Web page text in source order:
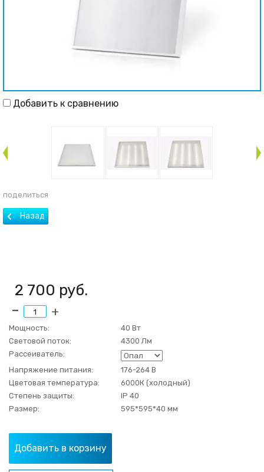
Добавить к сравнению
поделиться
2 700 руб.
Мощность:
40 Вт
Световой поток:
4300 Лм
Рассеиватель:
Напряжение питания:
176-264 В
Цветовая температура:
6000К (холодный)
Степень защиты:
IP 40
Размер:
595*595*40 мм
Добавить в корзину